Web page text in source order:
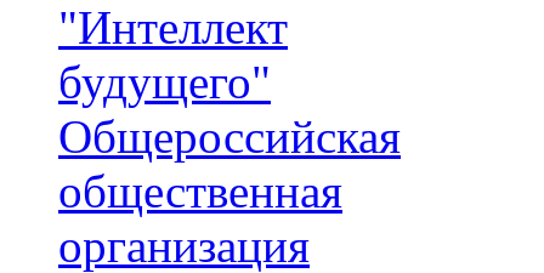
"Интеллект
будущего"
Общероссийская
общественная
организация